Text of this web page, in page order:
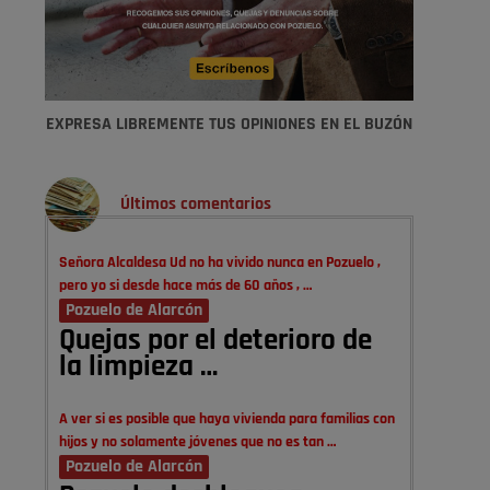
EXPRESA LIBREMENTE TUS OPINIONES EN EL BUZÓN
Últimos comentarios
Señora Alcaldesa Ud no ha vivido nunca en Pozuelo ,
pero yo si desde hace más de 60 años , …
Pozuelo de Alarcón
Quejas por el deterioro de
la limpieza …
A ver si es posible que haya vivienda para familias con
hijos y no solamente jóvenes que no es tan …
Pozuelo de Alarcón